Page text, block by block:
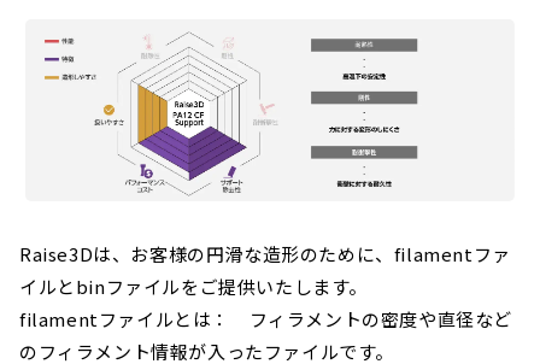
Raise3Dは、お客様の円滑な造形のために、filamentファ
イルとbinファイルをご提供いたします。
filamentファイルとは： フィラメントの密度や直径など
のフィラメント情報が入ったファイルです。